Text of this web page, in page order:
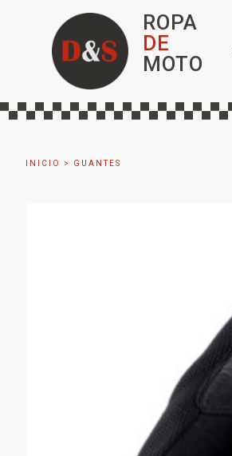
ROPA
DE
MOTO
INICIO > GUANTES